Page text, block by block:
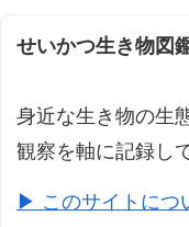
せいかつ生き物図
身近な生き物の生
観察を軸に記録し
▶ このサイトにつ